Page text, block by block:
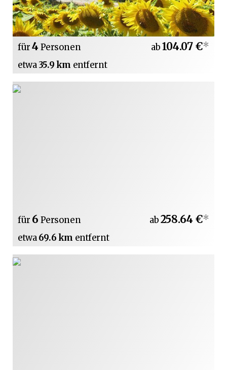
für4 Personen
etwa35.9 km entfernt
ab104.07 €*
für 6 Personen
etwa69.6 km entfernt
ab258.64 €*